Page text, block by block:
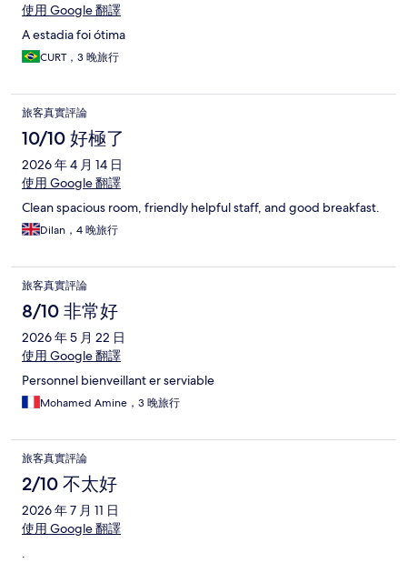
使用 Google 翻譯
A estadia foi ótima
CURT，3 晚旅行
旅客真實評論
10/10 好極了
2026 年 4 月 14 日
使用 Google 翻譯
Clean spacious room, friendly helpful staff, and good breakfast.
Dilan，4 晚旅行
旅客真實評論
8/10 非常好
2026 年 5 月 22 日
使用 Google 翻譯
Personnel bienveillant er serviable
Mohamed Amine，3 晚旅行
旅客真實評論
2/10 不太好
2026 年 7 月 11 日
使用 Google 翻譯
.